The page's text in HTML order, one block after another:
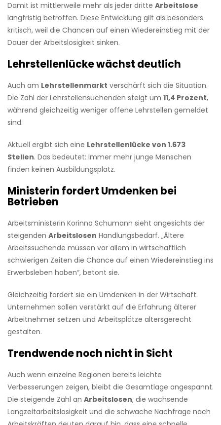
Damit ist mittlerweile mehr als jeder dritte Arbeitslose
langfristig betroffen. Diese Entwicklung gilt als besonders
kritisch, weil die Chancen auf einen Wiedereinstieg mit der
Dauer der Arbeitslosigkeit sinken.
Lehrstellenlücke wächst deutlich
Auch am Lehrstellenmarkt verschärft sich die Situation.
Die Zahl der Lehrstellensuchenden steigt um 11,4 Prozent,
während gleichzeitig weniger offene Lehrstellen gemeldet
sind.
Aktuell ergibt sich eine Lehrstellenlücke von 1.673
Stellen. Das bedeutet: Immer mehr junge Menschen
finden keinen Ausbildungsplatz.
Ministerin fordert Umdenken bei
Betrieben
Arbeitsministerin Korinna Schumann sieht angesichts der
steigenden Arbeitslosen Handlungsbedarf. „Ältere
Arbeitssuchende müssen vor allem in wirtschaftlich
schwierigen Zeiten die Chance auf einen Wiedereinstieg ins
Erwerbsleben haben“, betont sie.
Gleichzeitig fordert sie ein Umdenken in der Wirtschaft.
Unternehmen sollen verstärkt auf die Erfahrung älterer
Arbeitnehmer setzen und Arbeitsplätze altersgerecht
gestalten.
Trendwende noch nicht in Sicht
Auch wenn einzelne Regionen bereits leichte
Verbesserungen zeigen, bleibt die Gesamtlage angespannt.
Die steigende Zahl an Arbeitslosen, die wachsende
Langzeitarbeitslosigkeit und die schwache Nachfrage nach